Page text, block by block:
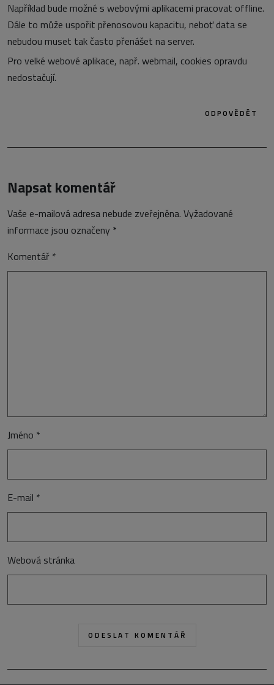
Například bude možné s webovými aplikacemi pracovat offline.
Dále to může uspořit přenosovou kapacitu, neboť data se
nebudou muset tak často přenášet na server.
Pro velké webové aplikace, např. webmail, cookies opravdu
nedostačují.
ODPOVĚDĚT
Napsat komentář
Vaše e-mailová adresa nebude zveřejněna. Vyžadované
informace jsou označeny *
Komentář *
Jméno *
E-mail *
Webová stránka